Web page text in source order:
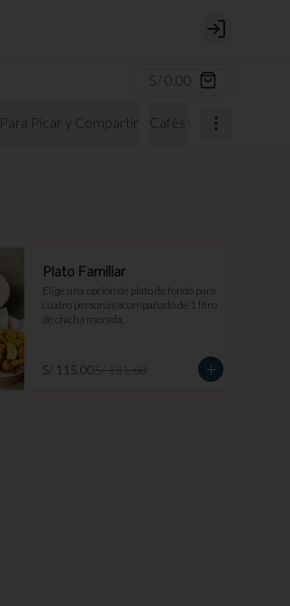
Login
S/ 0.00
Para Picar y Compartir Cafés y Bebidas
Plato Familiar
Elige una opción de plato de fondo para
cuatro personas acompañado de 1 litro
de chicha morada.
S/ 115.00S/ 131.60